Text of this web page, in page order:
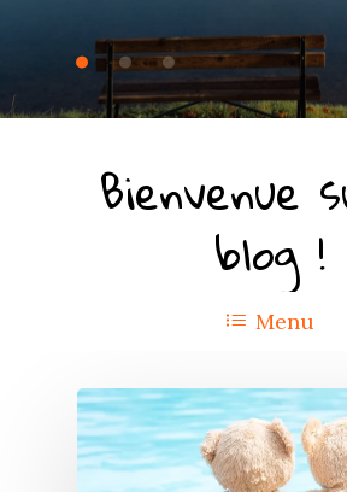
Bienvenue
blog !
Menu